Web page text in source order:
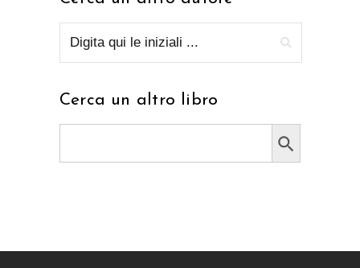
Cerca un altro libro
Search Button